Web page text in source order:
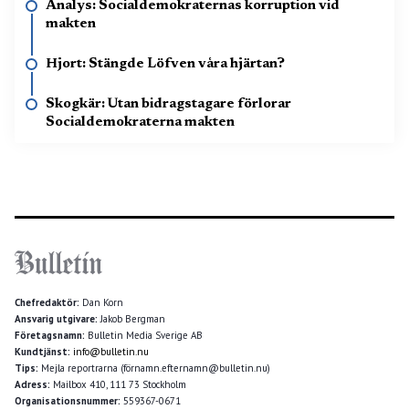
Analys: Socialdemokraternas korruption vid
makten
Hjort: Stängde Löfven våra hjärtan?
Skogkär: Utan bidragstagare förlorar
Socialdemokraterna makten
Chefredaktör: Dan Korn
Ansvarig utgivare: Jakob Bergman
Företagsnamn: Bulletin Media Sverige AB
Kundtjänst: info@bulletin.nu
Tips: Mejla reportrarna (förnamn.efternamn@bulletin.nu)
Adress: Mailbox 410, 111 73 Stockholm
Organisationsnummer: 559367-0671